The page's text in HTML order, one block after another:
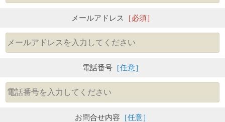
メールアドレス ［必須］
電話番号 ［任意］
お問合せ内容 ［任意］